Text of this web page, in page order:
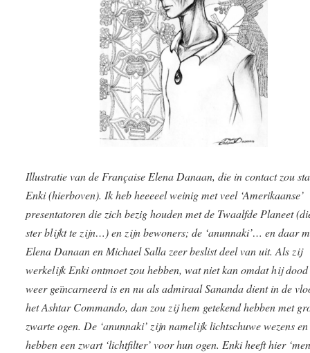
Illustratie van de Française Elena Danaan, die in contact zou
Enki (hierboven). Ik heb heeeeel weinig met veel ‘Amerikaanse’
presentatoren die zich bezig houden met de Twaalfde Planeet
ster blijkt te zijn…) en zijn bewoners; de ‘anunnaki’… en daar
Elena Danaan en Michael Salla zeer beslist deel van uit. Als zij
werkelijk Enki ontmoet zou hebben, wat niet kan omdat hij
weer geïncarneerd is en nu als admiraal Sananda dient in de
het Ashtar Commando, dan zou zij hem getekend hebben met
zwarte ogen. De ‘anunnaki’ zijn namelijk lichtschuwe wezens en
hebben een zwart ‘lichtfilter’ voor hun ogen. Enki heeft hier